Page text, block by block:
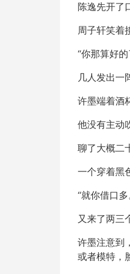
陈逸先开了
周子轩笑着
“你那算好
几人发出一
许墨端着酒
他没有主动
聊了大概二
一个穿着黑
“就你借口
又来了两三
许墨注意到
或者模特，